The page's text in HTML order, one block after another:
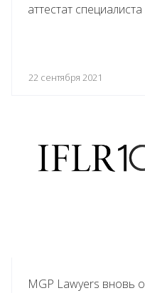
аттестат
22 сентября 2021
MGP Lawyers вновь